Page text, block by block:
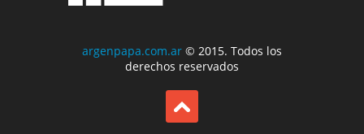
argenpapa.com.ar © 2015. Todos los
derechos reservados